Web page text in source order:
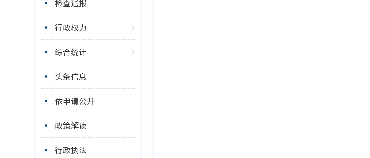
检查通报
行政权力
综合统计
头条信息
依申请公开
政策解读
行政执法